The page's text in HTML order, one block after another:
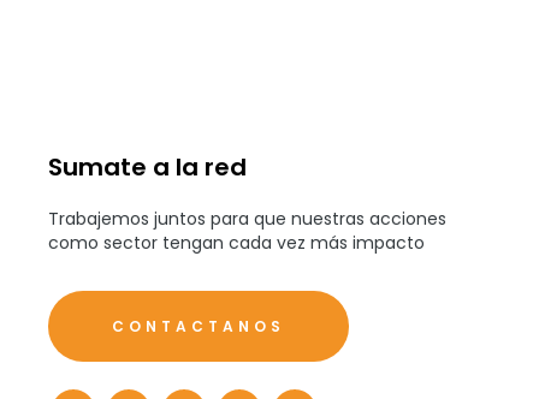
Sumate a la red
Trabajemos juntos para que nuestras acciones
como sector tengan cada vez más impacto
CONTACTANOS